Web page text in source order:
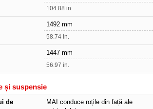
104.88 in.
1492 mm
58.74 in.
1447 mm
56.97 in.
și suspensie
de
MAI conduce roțile din față ale